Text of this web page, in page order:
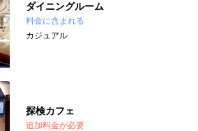
ダイニングルーム
料金に含まれる
カジュアル
探検カフェ
追加料金が必要